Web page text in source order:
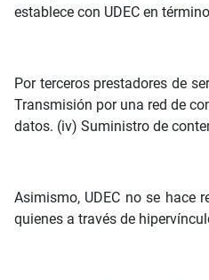
establece con UDEC en
Por terceros prestadores de
Transmisión por una red de
datos. (iv) Suministro de
Asimismo, UDEC no se hace
quienes a través de